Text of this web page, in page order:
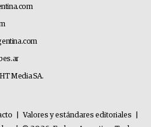
Media SA.
Valores y estándares editoriales